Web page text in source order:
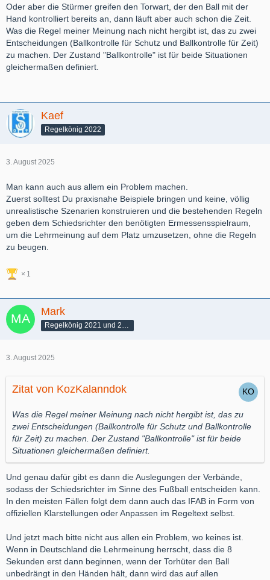
Oder aber die Stürmer greifen den Torwart, der den Ball mit der
Hand kontrolliert bereits an, dann läuft aber auch schon die Zeit.
Was die Regel meiner Meinung nach nicht hergibt ist, das zu zwei
Entscheidungen (Ballkontrolle für Schutz und Ballkontrolle für Zeit)
zu machen. Der Zustand "Ballkontrolle" ist für beide Situationen
gleichermaßen definiert.
Kaef
Regelkönig 2022
3. August 2025
Man kann auch aus allem ein Problem machen.
Zuerst solltest Du praxisnahe Beispiele bringen und keine, völlig
unrealistische Szenarien konstruieren und die bestehenden Regeln
geben dem Schiedsrichter den benötigten Ermessensspielraum,
um die Lehrmeinung auf dem Platz umzusetzen, ohne die Regeln
zu beugen.
1
Mark
3. August 2025
Zitat von KozKalanndok
Was die Regel meiner Meinung nach nicht hergibt ist, das zu
zwei Entscheidungen (Ballkontrolle für Schutz und Ballkontrolle
für Zeit) zu machen. Der Zustand "Ballkontrolle" ist für beide
Situationen gleichermaßen definiert.
Und genau dafür gibt es dann die Auslegungen der Verbände,
sodass der Schiedsrichter im Sinne des Fußball entscheiden kann.
In den meisten Fällen folgt dem dann auch das IFAB in Form von
offiziellen Klarstellungen oder Anpassen im Regeltext selbst.
Und jetzt mach bitte nicht aus allen ein Problem, wo keines ist.
Wenn in Deutschland die Lehrmeinung herrscht, dass die 8
Sekunden erst dann beginnen, wenn der Torhüter den Ball
unbedrängt in den Händen hält, dann wird das auf allen